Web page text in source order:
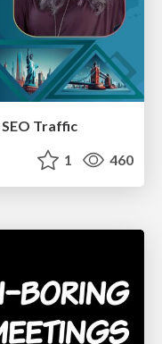
Traffic
1 460